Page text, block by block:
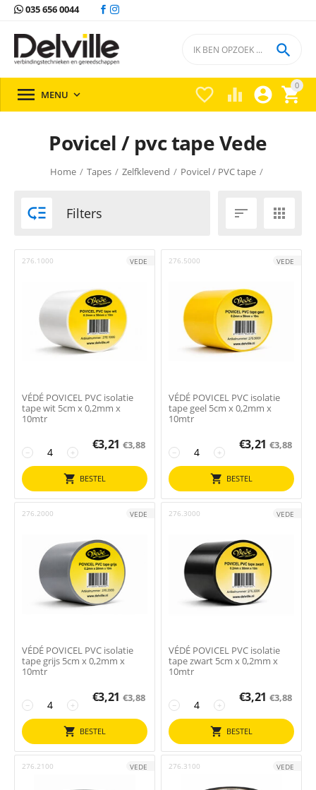
035 656 0044
0


 

 MENU 
Povicel / pvc tape Vede
Home / Tapes / Zelfklevend / Povicel / PVC tape /
 Filters  
276.1000 VEDE
VÉDÉ POVICEL PVC isolatie
tape wit 5cm x 0,2mm x
10mtr
+
−
€3,21 €3,88
BESTEL
276.5000 VEDE
VÉDÉ POVICEL PVC isolatie
tape geel 5cm x 0,2mm x
10mtr
+
−
€3,21 €3,88
BESTEL
276.2000 VEDE
VÉDÉ POVICEL PVC isolatie
tape grijs 5cm x 0,2mm x
10mtr
+
−
€3,21 €3,88
BESTEL
276.3000 VEDE
VÉDÉ POVICEL PVC isolatie
tape zwart 5cm x 0,2mm x
10mtr
+
−
€3,21 €3,88
BESTEL
276.2100 VEDE 276.3100 VEDE